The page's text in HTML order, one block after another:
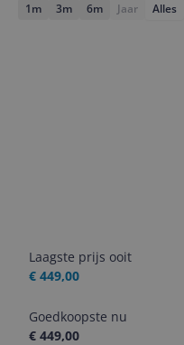
1m 3m 6m Jaar Alles
Laagste prijs ooit
€ 449,00
Goedkoopste nu
€ 449,00